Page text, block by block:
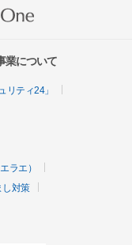
業について
リティ24」
ラエ）
し対策